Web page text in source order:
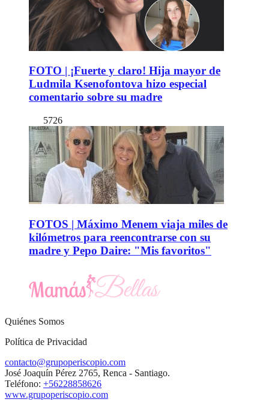
FOTO | ¡Fuerte y claro! Hija mayor de
Ludmila Ksenofontova hizo especial
comentario sobre su madre
5726
FOTOS | Máximo Menem viaja miles de
kilómetros para reencontrarse con su
madre y Pepo Daire: "Mis favoritos"
Quiénes Somos
Política de Privacidad
contacto@grupoperiscopio.com
José Joaquín Pérez 2765, Renca - Santiago.
Teléfono: +56228858626
www.grupoperiscopio.com